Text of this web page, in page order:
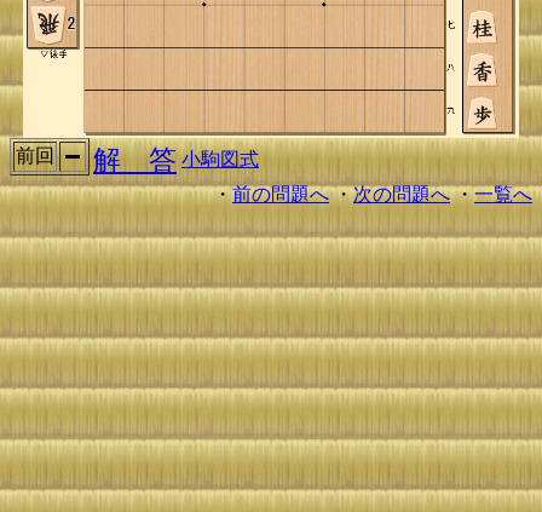
前回 解 答 小駒図式
・前の問題へ・次の問題へ・一覧へ